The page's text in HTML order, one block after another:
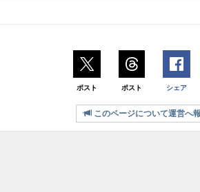
ポスト ポスト シェア
このページについて運営へ